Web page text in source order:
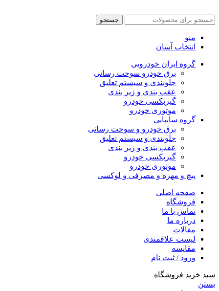
جستجو
منو
انتخاب آسان
گروه ایران خودرویی
برق خودرو سوخت رسانی
جلوبندی و سیستم تعلیق
عقب بندی و زیر بندی
گیربکسی خودرو
موتوری خودرو
گروه سایپایی
برق خودرو و سوخت رسانی
جلوبندی و سیستم تعلیق
عقب بندی و زیر بندی
گیربکسی خودرو
موتوری خودرو
پیچ و مهره و مصرفی و لوکسی
صفحه اصلی
فروشگاه
تماس با ما
درباره ما
مقالات
لیست علاقمندی
مقایسه
ورود / ثبت نام
سبد خرید فروشگاه
بستن